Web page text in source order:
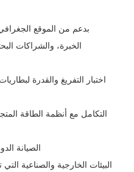
الخبرة، والشراكات
- الصيانة